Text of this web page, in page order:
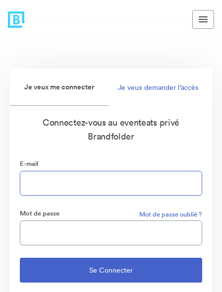
Je veux me connecter Je veux demander l’accès
Connectez-vous au eventeats privé
Brandfolder
E-mail
Mot de passe Mot de passe oublié ?